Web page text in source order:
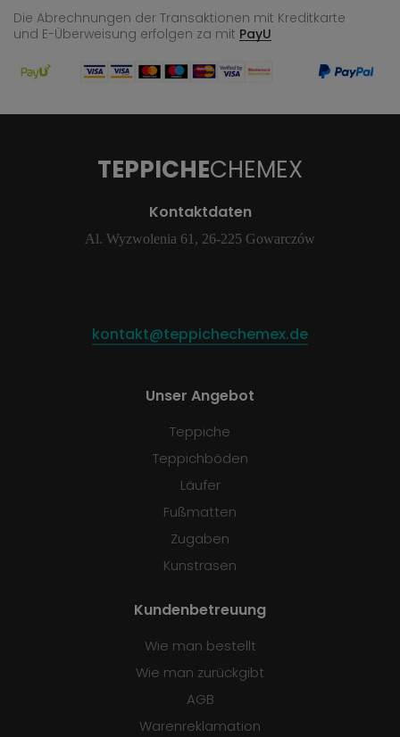
Die Abrechnungen der Transaktionen mit Kreditkarte
und E-Überweisung erfolgen za mit PayU
TEPPICHECHEMEX
Kontaktdaten
Al. Wyzwolenia 61, 26-225 Gowarczów
kontakt@teppichechemex.de
Unser Angebot
Teppiche
Teppichböden
Läufer
Fußmatten
Zugaben
Kunstrasen
Kundenbetreuung
Wie man bestellt
Wie man zurückgibt
AGB
Warenreklamation